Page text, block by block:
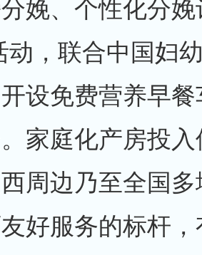
娩、个性化分
动，联合中国妇
设免费营养早
家庭化产房投
周边乃至全国
好服务的标杆